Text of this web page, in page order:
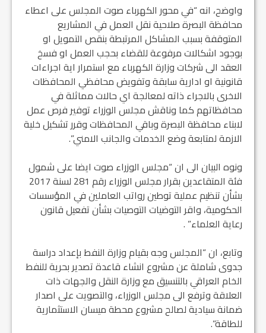
واوضح، انه “في محور الكهرباء صوت المجلس على اعطاء
محافظة البصرة صلاحية نقل العمل في المشاريع
المتوقفة بسبب المشاكل المرتبطة بنقص التمويل او
بوجود اشكالات مرفوعة للقضاء بحجب العمل او فسخ
العقد الى شركات وزارة الكهرباء مع استمرار اية اجراءات
قانونية او ادارية سابقة وتفويض محافظي المحافظات
الاخرى بالاجراء ذاته لمعالجة اي حالات مماثلة في
محافظاتهم كما وناقش مجلس الوزراء توفير فرص عمل
لابناء محافظة البصرة وباقي المحافظات وقرر تشكيل خلية
الازمة لمتابعة وضع الخدمات والجانب الامني”.
ونوه البيان الى ان “مجلس الوزراء صوت ايضا على شمول
فئة المتقاعدين بقرار مجلس الوزراء رقم 281 لسنة 2017
بشأن تنظيم عملية توطين رواتب العاملين في المؤسسات
الحكومية، واقر التوضيات التوصيات بشأن تفعيل قانون
رعاية العلماء” .
وتابع، ان “المجلس وجه بقيام وزارة النفط بإعداد دراسة
جدوى شاملة عن مشروع انشاء قاعدة تصدير بحرية للنفط
الخام العراقي بالتنسيق مع وزارة النقل والجهات ذات
العلاقة وترفع الى مجلس الوزراء، والتصويت على اصدار
ضمانة سيادية لصالح مشروع محطة ميسان الاستثمارية
للطاقة”.